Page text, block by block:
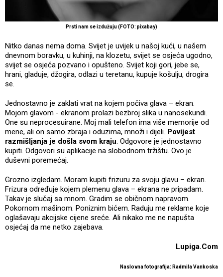
Prsti nam se izdužuju (FOTO: pixabay)
Nitko danas nema doma. Svijet je uvijek u našoj kući, u našem
dnevnom boravku, u kuhinji, na klozetu, svijet se osjeća ugodno,
svijet se osjeća pozvano i opušteno. Svijet koji gori, jebe se,
hrani, gladuje, džogira, odlazi u teretanu, kupuje košulju, drogira
se.
Jednostavno je zaklati vrat na kojem počiva glava – ekran.
Mojom glavom - ekranom prolazi bezbroj slika u nanosekundi.
One su neprocesuirane. Moj mali telefon ima više memorije od
mene, ali on samo zbraja i oduzima, množi i dijeli. Povijest
razmišljanja je došla svom kraju . Odgovore je jednostavno
kupiti. Odgovori su aplikacije na slobodnom tržištu. Ovo je
duševni poremećaj.
Grozno izgledam. Moram kupiti frizuru za svoju glavu – ekran.
Frizura određuje kojem plemenu glava – ekrana ne pripadam.
Takav je slučaj sa mnom. Gradim se običnom napravom.
Pokornom mašinom. Poniznim bićem. Raduju me reklame koje
oglašavaju akcijske cijene sreće. Ali nikako me ne napušta
osjećaj da me netko zajebava.
Lupiga.Com
Naslovna fotografija: Radmila Vankoska